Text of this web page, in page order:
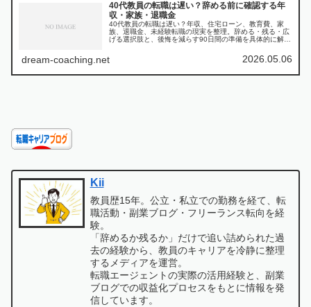
40代教員の転職は遅い？辞める前に確認する年
収・家族・退職金
40代教員の転職は遅い？年収、住宅ローン、教育費、家
族、退職金、未経験転職の現実を整理。辞める・残る・広
げる選択肢と、後悔を減らす90日間の準備を具体的に解説
dream-coaching.net 2026.05.06
Kii
教員歴15年。公立・私立での勤務を経て、転
職活動・副業ブログ・フリーランス転向を経
験。
「辞めるか残るか」だけで追い詰められた過
去の経験から、教員のキャリアを冷静に整理
するメディアを運営。
転職エージェントの実際の活用経験と、副業
ブログでの収益化プロセスをもとに情報を発
信しています。